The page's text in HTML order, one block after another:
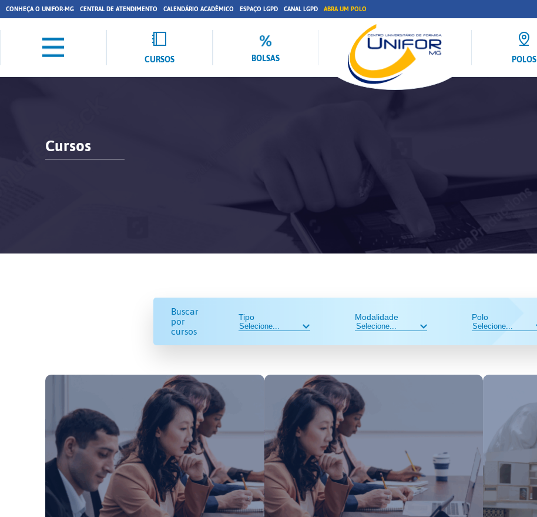
CONHEÇA O UNIFOR-MG CENTRAL DE ATENDIMENTO CALENDÁRIO ACADÊMICO ESPAÇO LGPD CANAL LGPD ABRA UM POLO
CURSOS BOLSAS POLOS
Cursos
Buscar
por
cursos
Tipo Modalidade Polo